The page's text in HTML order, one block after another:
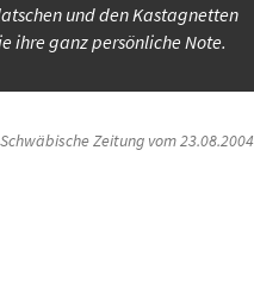
und den Kastagnetten
ihre ganz persönliche Note.
Zeitung vom 23.08.2004